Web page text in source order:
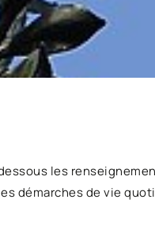
les
démarches de vie